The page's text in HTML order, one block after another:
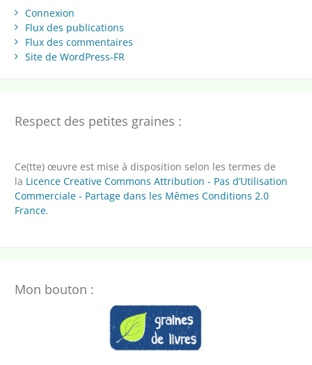
Connexion
Flux des publications
Flux des commentaires
Site de WordPress-FR
Respect des petites graines :
Ce(tte) œuvre est mise à disposition selon les termes de
la Licence Creative Commons Attribution - Pas d’Utilisation
Commerciale - Partage dans les Mêmes Conditions 2.0
France.
Mon bouton :